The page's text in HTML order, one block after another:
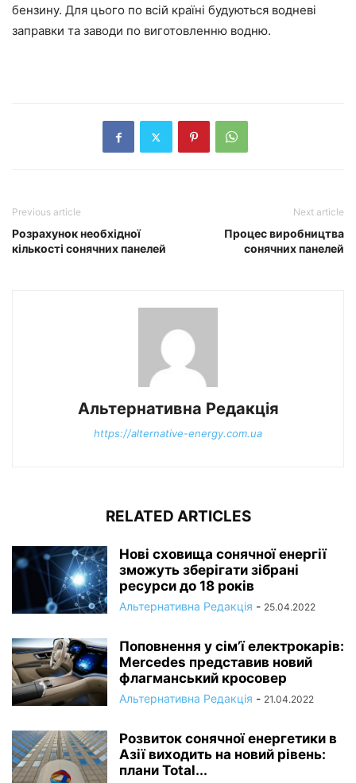
бензину. Для цього по всій країні будуються водневі
заправки та заводи по виготовленню водню.
Previous article
Розрахунок необхідної
кількості сонячних панелей
Next article
Процес виробництва
сонячних панелей
Альтернативна Редакція
https://alternative-energy.com.ua
RELATED ARTICLES
Нові сховища сонячної енергії
зможуть зберігати зібрані
ресурси до 18 років
Альтернативна Редакція - 25.04.2022
Поповнення у сім’ї електрокарів:
Mercedes представив новий
флагманський кросовер
Альтернативна Редакція - 21.04.2022
Розвиток сонячної енергетики в
Азії виходить на новий рівень:
плани Total...